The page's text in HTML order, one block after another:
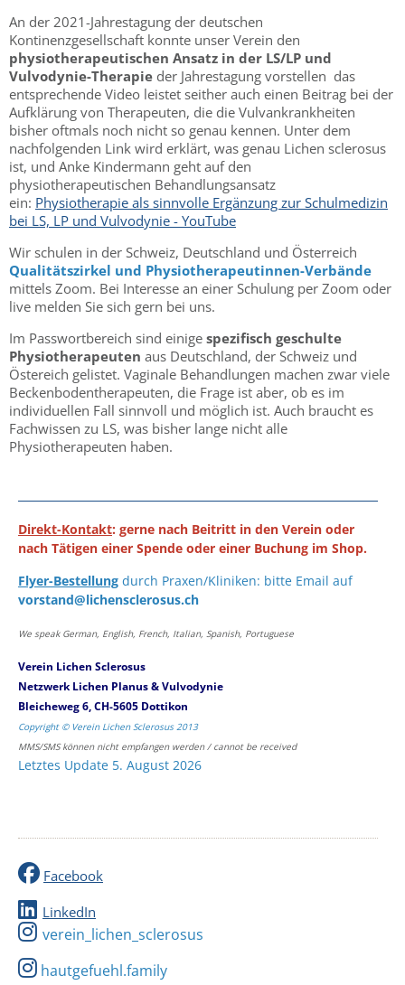
An der 2021-Jahrestagung der deutschen
Kontinenzgesellschaft konnte unser Verein den
physiotherapeutischen Ansatz in der LS/LP und
Vulvodynie-Therapie der Jahrestagung vorstellen das
entsprechende Video leistet seither auch einen Beitrag bei der
Aufklärung von Therapeuten, die die Vulvankrankheiten
bisher oftmals noch nicht so genau kennen. Unter dem
nachfolgenden Link wird erklärt, was genau Lichen sclerosus
ist, und Anke Kindermann geht auf den
physiotherapeutischen Behandlungsansatz
ein: Physiotherapie als sinnvolle Ergänzung zur Schulmedizin
bei LS, LP und Vulvodynie - YouTube
Wir schulen in der Schweiz, Deutschland und Österreich
Qualitätszirkel und Physiotherapeutinnen-Verbände
mittels Zoom. Bei Interesse an einer Schulung per Zoom oder
live melden Sie sich gern bei uns.
Im Passwortbereich sind einige spezifisch geschulte
Physiotherapeuten aus Deutschland, der Schweiz und
Östereich gelistet. Vaginale Behandlungen machen zwar viele
Beckenbodentherapeuten, die Frage ist aber, ob es im
individuellen Fall sinnvoll und möglich ist. Auch braucht es
Fachwissen zu LS, was bisher lange nicht alle
Physiotherapeuten haben.
Direkt-Kontakt: gerne nach Beitritt in den Verein oder
nach Tätigen einer Spende oder einer Buchung im Shop.
Flyer-Bestellung durch Praxen/Kliniken: bitte Email auf
vorstand@lichensclerosus.ch
We speak German, English, French, Italian, Spanish, Portuguese
Verein Lichen Sclerosus
Netzwerk Lichen Planus & Vulvodynie
Bleicheweg 6, CH-5605 Dottikon
Copyright © Verein Lichen Sclerosus 2013
MMS/SMS können nicht empfangen werden / cannot be received
Letztes Update 5. August 2026
Facebook
LinkedIn
verein_lichen_sclerosus
hautgefuehl.family